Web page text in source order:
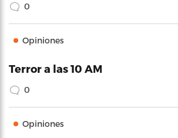
0
Opiniones
Terror a las 10 AM
0
Opiniones